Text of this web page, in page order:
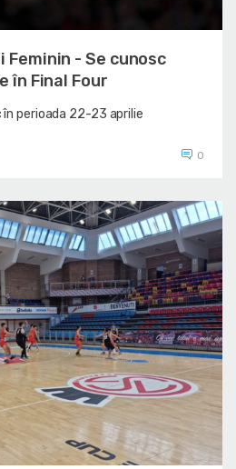
Feminin - Se cunosc
în Final Four
în perioada 22-23 aprilie
0